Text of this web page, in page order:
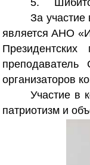
За участие
является АНО
организаторов
Участие в
патриотизм и